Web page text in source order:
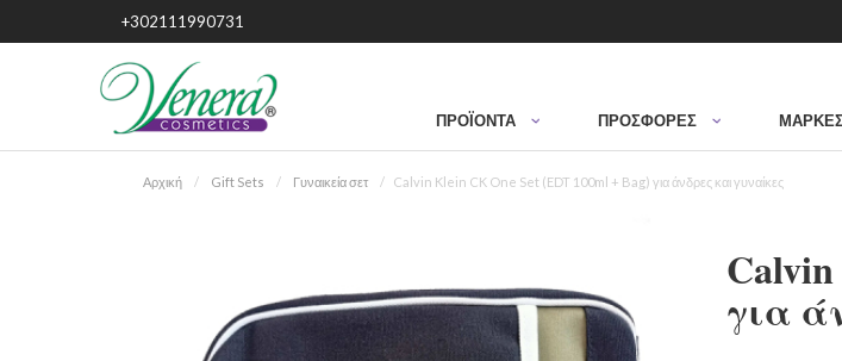
+302111990731
ΠΡΟΪΌΝΤΑ ΠΡΟΣΦΟΡΈΣ
Αρχική Gift Sets Γυναικεία σετ Calvin Klein CK One Set (EDT 100ml + Bag) για άνδρες και γυναίκες
για